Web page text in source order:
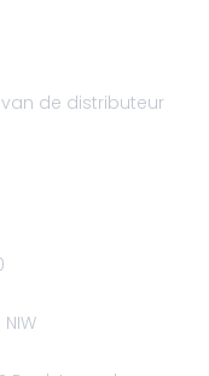
van de distributeur